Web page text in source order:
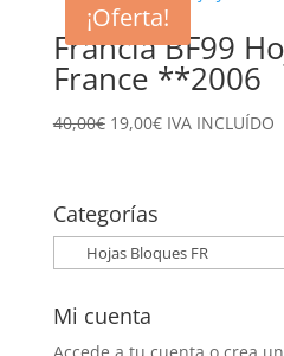
¡Oferta!
Francia BF99
France **2006
40,00€ El
era:
40,00€.
19,00€El
19,00€.
IVA INCLUÍDO
Categorías
Mi cuenta
Accede a tu cuenta o crea